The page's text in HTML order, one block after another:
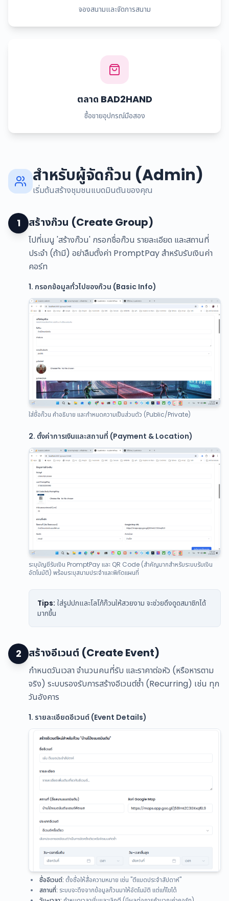
จองสนามและจัดการสนาม
ตลาด BAD2HAND
ซื้อขายอุปกรณ์มือสอง
สำหรับผู้จัดก๊วน (Admin)
เริ่มต้นสร้างชุมชนแบดมินตันของคุณ
1 สร้างก๊วน (Create Group)
ไปที่เมนู 'สร้างก๊วน' กรอกชื่อก๊วน รายละเอียด และสถานที่
ประจำ (ถ้ามี) อย่าลืมตั้งค่า PromptPay สำหรับรับเงินค่า
คอร์ท
1. กรอกข้อมูลทั่วไปของก๊วน (Basic Info)
ใส่ชื่อก๊วน คำอธิบาย และกำหนดความเป็นส่วนตัว (Public/Private)
2. ตั้งค่าการเงินและสถานที่ (Payment & Location)
ระบุบัญชีรับเงิน PromptPay และ QR Code (สำคัญมากสำหรับระบบรับเงิน
อัตโนมัติ) พร้อมระบุสนามประจำและพิกัดแผนที่
Tips: ใส่รูปปกและโลโก้ก๊วนให้สวยงาม จะช่วยดึงดูดสมาชิกได้
มากขึ้น
2 สร้างอีเวนต์ (Create Event)
กำหนดวันเวลา จำนวนคนที่รับ และราคาต่อหัว (หรือหารตาม
จริง) ระบบรองรับการสร้างอีเวนต์ซ้ำ (Recurring) เช่น ทุก
วันอังคาร
1. รายละเอียดอีเวนต์ (Event Details)
ชื่ออีเวนต์: ตั้งชื่อให้สื่อความหมาย เช่น "ตีแบดประจำสัปดาห์"
สถานที่: ระบบจะดึงจากข้อมูลก๊วนมาให้อัตโนมัติ แต่แก้ไขได้